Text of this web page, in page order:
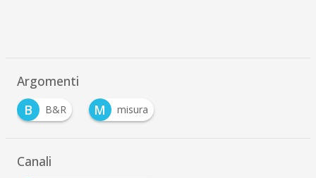
Argomenti
B
B&R M
misura
Canali